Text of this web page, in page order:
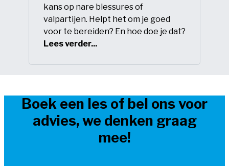
kans op nare blessures of
valpartijen. Helpt het om je goed
voor te bereiden? En hoe doe je dat?
Lees verder...
Boek een les of bel ons voor
advies, we denken graag
mee!